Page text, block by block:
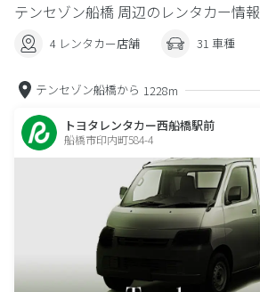
テンセゾン船橋 周辺のレンタカー情報
4 レンタカー店舗 31 車種
テンセゾン船橋から 1228m
トヨタレンタカー西船橋駅前
船橋市印内町584-4